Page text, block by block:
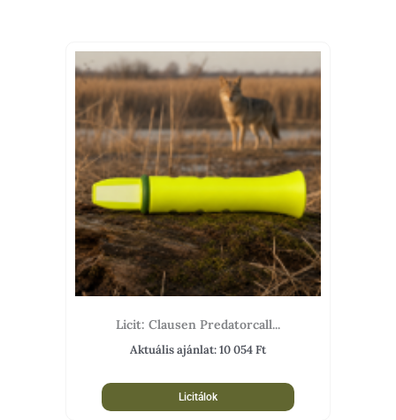
Licit: Clausen Predatorcall...
Aktuális ajánlat:10 054Ft
Licitálok